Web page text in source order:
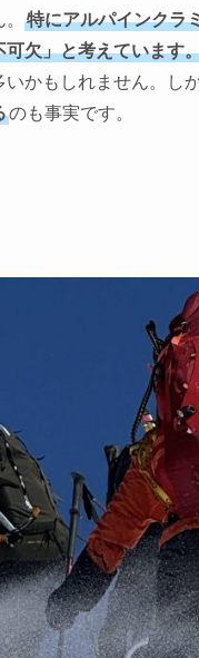
特にアルパインクラ
欠」と考えています
かもしれません。し
のも事実です。